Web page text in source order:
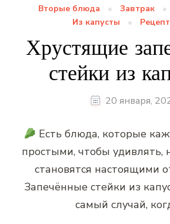
Вторые блюда Завтрак
Из капусты
Хрустящие
стейки из
20 января,
Есть блюда, которые
простыми, чтобы удивлять,
становятся настоящими
Запечённые стейки из
самый случай,